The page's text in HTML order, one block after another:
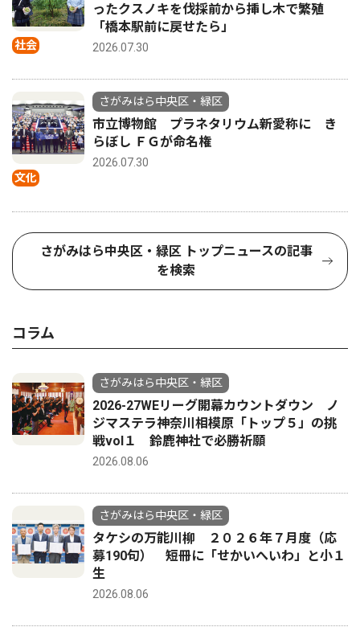
社会
ったクスノキを伐採前から挿し木で繁殖
「橋本駅前に戻せたら」
2026.07.30
文化
さがみはら中央区・緑区
市立博物館 プラネタリウム新愛称に き
らぼし ＦＧが命名権
2026.07.30
さがみはら中央区・緑区 トップニュースの記事
を検索
コラム
さがみはら中央区・緑区
2026-27WEリーグ開幕カウントダウン ノ
ジマステラ神奈川相模原「トップ５」の挑
戦vol１ 鈴鹿神社で必勝祈願
2026.08.06
さがみはら中央区・緑区
タケシの万能川柳 ２０２６年７月度（応
募190句） 短冊に「せかいへいわ」と小１
生
2026.08.06